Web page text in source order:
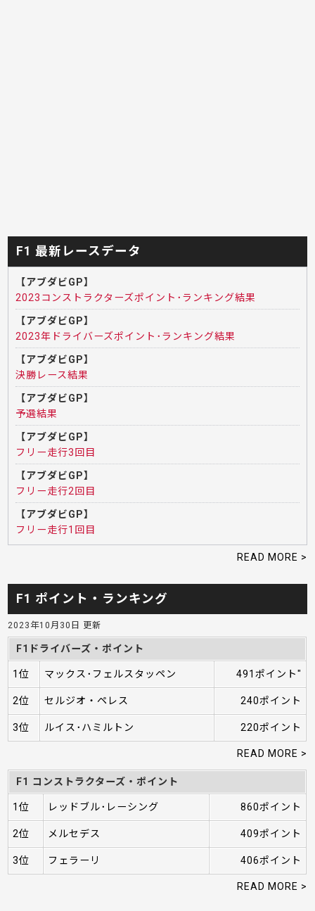
F1 最新レースデータ
【アブダビGP】
2023コンストラクターズポイント･ランキング結果
【アブダビGP】
2023年ドライバーズポイント･ランキング結果
【アブダビGP】
決勝レース結果
【アブダビGP】
予選結果
【アブダビGP】
フリー走行3回目
【アブダビGP】
フリー走行2回目
【アブダビGP】
フリー走行1回目
READ MORE >
F1 ポイント・ランキング
2023年10月30日 更新
F1ドライバーズ・ポイント
1位 マックス･フェルスタッペン 491ポイント"
2位 セルジオ・ペレス 240ポイント
3位 ルイス･ハミルトン 220ポイント
READ MORE >
F1 コンストラクターズ・ポイント
1位 レッドブル･レーシング 860ポイント
2位 メルセデス 409ポイント
3位 フェラーリ 406ポイント
READ MORE >